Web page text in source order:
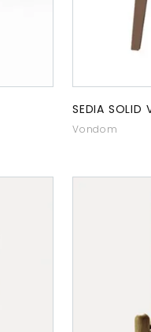
SEDIA SOLID
Vondom